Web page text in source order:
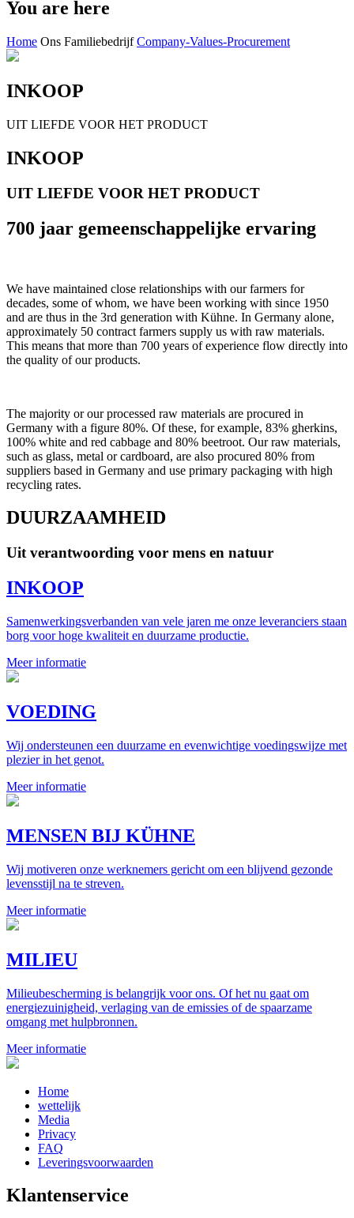
You are here
Home Ons Familiebedrijf Company-Values-Procurement
INKOOP
UIT LIEFDE VOOR HET PRODUCT
INKOOP
UIT LIEFDE VOOR HET PRODUCT
700 jaar gemeenschappelijke ervaring
We have maintained close relationships with our farmers for
decades, some of whom, we have been working with since 1950
and are thus in the 3rd generation with Kühne. In Germany alone,
approximately 50 contract farmers supply us with raw materials.
This means that more than 700 years of experience flow directly into
the quality of our products.
The majority or our processed raw materials are procured in
Germany with a figure 80%. Of these, for example, 83% gherkins,
100% white and red cabbage and 80% beetroot. Our raw materials,
such as glass, metal or cardboard, are also procured 80% from
suppliers based in Germany and use primary packaging with high
recycling rates.
DUURZAAMHEID
Uit verantwoording voor mens en natuur
INKOOP
Samenwerkingsverbanden van vele jaren me onze leveranciers staan
borg voor hoge kwaliteit en duurzame productie.
Meer informatie
VOEDING
Wij ondersteunen een duurzame en evenwichtige voedingswijze met
plezier in het genot.
Meer informatie
MENSEN BIJ KÜHNE
Wij motiveren onze werknemers gericht om een blijvend gezonde
levensstijl na te streven.
Meer informatie
MILIEU
Milieubescherming is belangrijk voor ons. Of het nu gaat om
energiezuinigheid, verlaging van de emissies of de spaarzame
omgang met hulpbronnen.
Meer informatie
Home
wettelijk
Media
Privacy
FAQ
Leveringsvoorwaarden
Klantenservice